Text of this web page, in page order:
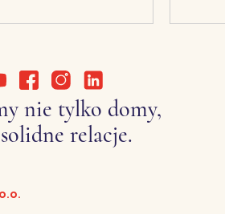
nie tylko domy,
relacje.